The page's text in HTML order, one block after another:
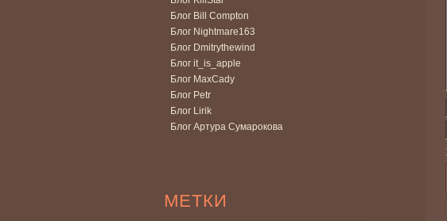
Блог Bill Compton
Блог Nightmare163
Блог Dmitrythewind
Блог it_is_apple
Блог MaxCady
Блог Petr
Блог Lirik
Блог Артура Сумарокова
МЕТКИ